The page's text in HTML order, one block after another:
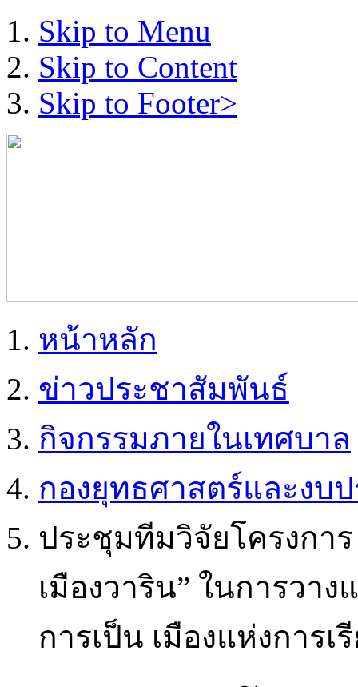
Skip to Menu
Skip to Content
Skip to Footer>
หน้าหลัก
ข่าวประชาสัมพันธ์
กิจกรรมภายในเทศบาล
กองยุทธศาสตร์และงบ
ประชุมทีมวิจัยโครงกา
เมืองวาริน” ในการวา
การเป็น เมืองแห่งการเ